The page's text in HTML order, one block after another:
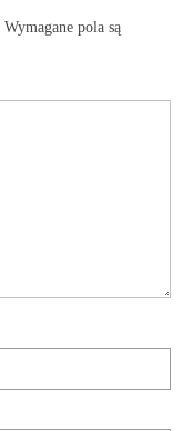
Wymagane pola są